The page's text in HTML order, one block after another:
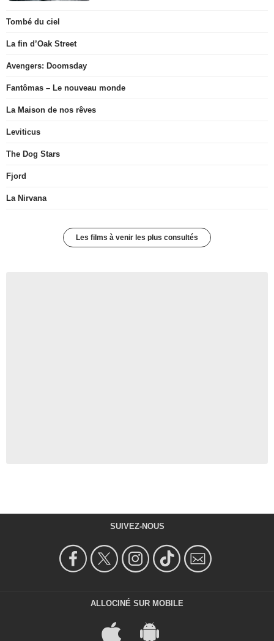
Tombé du ciel
La fin d’Oak Street
Avengers: Doomsday
Fantômas – Le nouveau monde
La Maison de nos rêves
Leviticus
The Dog Stars
Fjord
La Nirvana
Les films à venir les plus consultés
SUIVEZ-NOUS
ALLOCINÉ SUR MOBILE